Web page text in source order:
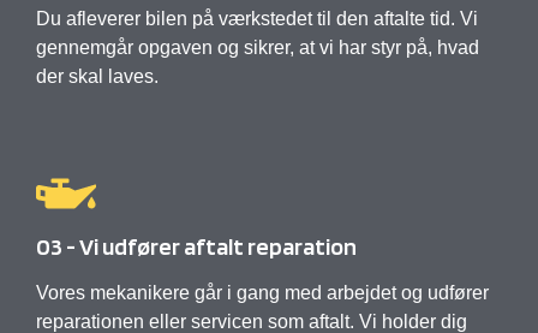
Du afleverer bilen på værkstedet til den aftalte tid. Vi
gennemgår opgaven og sikrer, at vi har styr på, hvad
der skal laves.
03 - Vi udfører aftalt reparation
Vores mekanikere går i gang med arbejdet og udfører
reparationen eller servicen som aftalt. Vi holder dig